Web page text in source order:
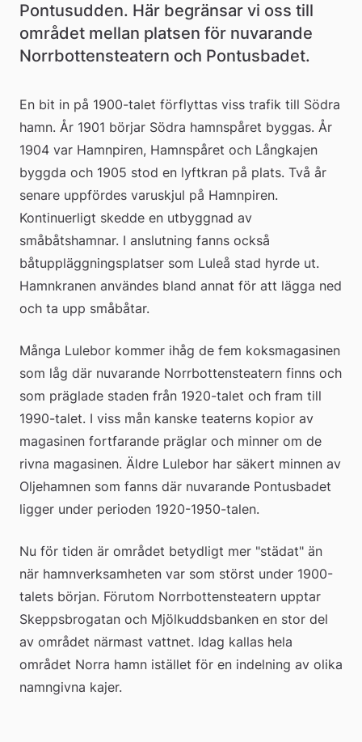
Pontusudden. Här begränsar vi oss till
området mellan platsen för nuvarande
Norrbottensteatern och Pontusbadet.
En bit in på 1900-talet förflyttas viss trafik till Södra
hamn. År 1901 börjar Södra hamnspåret byggas. År
1904 var Hamnpiren, Hamnspåret och Långkajen
byggda och 1905 stod en lyftkran på plats. Två år
senare uppfördes varuskjul på Hamnpiren.
Kontinuerligt skedde en utbyggnad av
småbåtshamnar. I anslutning fanns också
båtuppläggningsplatser som Luleå stad hyrde ut.
Hamnkranen användes bland annat för att lägga ned
och ta upp småbåtar.
Många Lulebor kommer ihåg de fem koksmagasinen
som låg där nuvarande Norrbottensteatern finns och
som präglade staden från 1920-talet och fram till
1990-talet. I viss mån kanske teaterns kopior av
magasinen fortfarande präglar och minner om de
rivna magasinen. Äldre Lulebor har säkert minnen av
Oljehamnen som fanns där nuvarande Pontusbadet
ligger under perioden 1920-1950-talen.
Nu för tiden är området betydligt mer "städat" än
när hamnverksamheten var som störst under 1900-
talets början. Förutom Norrbottensteatern upptar
Skeppsbrogatan och Mjölkuddsbanken en stor del
av området närmast vattnet. Idag kallas hela
området Norra hamn istället för en indelning av olika
namngivna kajer.